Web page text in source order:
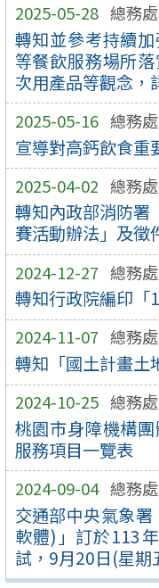
2025-05-28 總務處
轉知並參考持續
等餐飲服務場所
次用產品等觀念，
2025-05-16 總務處
宣導對高鈣飲食重
2025-04-02 總務處
轉知內政部消防署
賽活動辦法」及徵
2024-12-27 總務處
轉知行政院編印「
2024-11-07 總務處
轉知「國土計畫土
2024-10-25 總務處
桃園市身障機構
服務項目一覽表
2024-09-04 總務處
交通部中央氣象
軟體)」訂於113
試，9月20日(星期